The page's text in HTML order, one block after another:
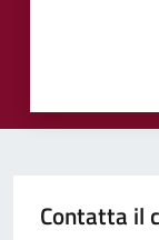
Contatta il